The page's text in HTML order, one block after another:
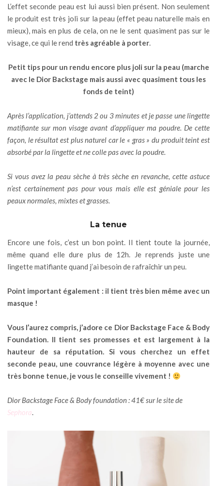
L’effet seconde peau est lui aussi bien présent. Non seulement
le produit est très joli sur la peau (effet peau naturelle mais en
mieux), mais en plus de cela, on ne le sent quasiment pas sur le
visage, ce qui le rend très agréable à porter.
Petit tips pour un rendu encore plus joli sur la peau (marche
avec le Dior Backstage mais aussi avec quasiment tous les
fonds de teint)
Après l’application, j’attends 2 ou 3 minutes et je passe une lingette
matifiante sur mon visage avant d’appliquer ma poudre. De cette
façon, le résultat est plus naturel car le « gras » du produit teint est
absorbé par la lingette et ne colle pas avec la poudre.
Si vous avez la peau sèche à très sèche en revanche, cette astuce
n’est certainement pas pour vous mais elle est géniale pour les
peaux normales, mixtes et grasses.
La tenue
Encore une fois, c’est un bon point. Il tient toute la journée,
même quand elle dure plus de 12h. Je reprends juste une
lingette matifiante quand j’ai besoin de rafraîchir un peu.
Point important également : il tient très bien même avec un
masque !
Vous l’aurez compris, j’adore ce Dior Backstage Face & Body
Foundation. Il tient ses promesses et est largement à la
hauteur de sa réputation. Si vous cherchez un effet
seconde peau, une couvrance légère à moyenne avec une
très bonne tenue, je vous le conseille vivement !
Dior Backstage Face & Body foundation : 41€ sur le site de
Sephora.